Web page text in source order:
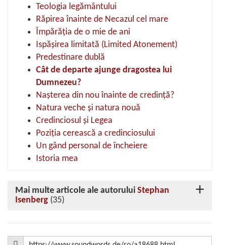
Teologia legământului
Răpirea înainte de Necazul cel mare
Împărăția de o mie de ani
Ispășirea limitată (Limited Atonement)
Predestinare dublă
Cât de departe ajunge dragostea lui
Dumnezeu?
Nașterea din nou înainte de credință?
Natura veche și natura nouă
Credinciosul și Legea
Poziția cerească a credinciosului
Un gând personal de încheiere
Istoria mea
Mai multe articole ale autorului Stephan
Isenberg (35)